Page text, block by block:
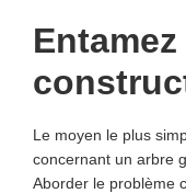
Le moyen le plus
concernant un arbre
Aborder le problème